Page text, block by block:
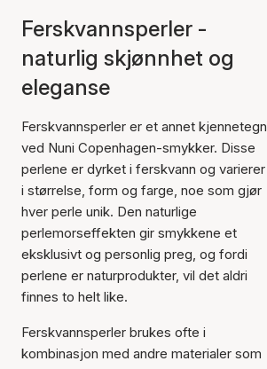
Ferskvannsperler -
naturlig skjønnhet og
eleganse
Ferskvannsperler er et annet kjennetegn
ved Nuni Copenhagen-smykker. Disse
perlene er dyrket i ferskvann og varierer
i størrelse, form og farge, noe som gjør
hver perle unik. Den naturlige
perlemorseffekten gir smykkene et
eksklusivt og personlig preg, og fordi
perlene er naturprodukter, vil det aldri
finnes to helt like.
Ferskvannsperler brukes ofte i
kombinasjon med andre materialer som